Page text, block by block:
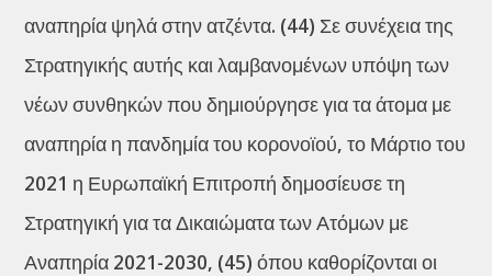
αναπηρία ψηλά στην ατζέντα. (44) Σε συνέχεια της
Στρατηγικής αυτής και λαμβανομένων υπόψη των
νέων συνθηκών που δημιούργησε για τα άτομα με
αναπηρία η πανδημία του κορονοϊού, το Μάρτιο του
2021 η Ευρωπαϊκή Επιτροπή δημοσίευσε τη
Στρατηγική για τα Δικαιώματα των Ατόμων με
Αναπηρία 2021-2030, (45) όπου καθορίζονται οι